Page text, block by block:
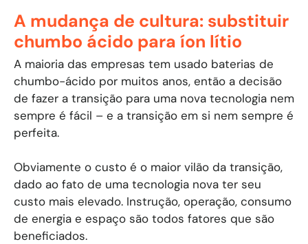
A mudança de cultura: substituir
chumbo ácido para íon lítio
A maioria das empresas tem usado baterias de
chumbo-ácido por muitos anos, então a decisão
de fazer a transição para uma nova tecnologia nem
sempre é fácil – e a transição em si nem sempre é
perfeita.
Obviamente o custo é o maior vilão da transição,
dado ao fato de uma tecnologia nova ter seu
custo mais elevado. Instrução, operação, consumo
de energia e espaço são todos fatores que são
beneficiados.